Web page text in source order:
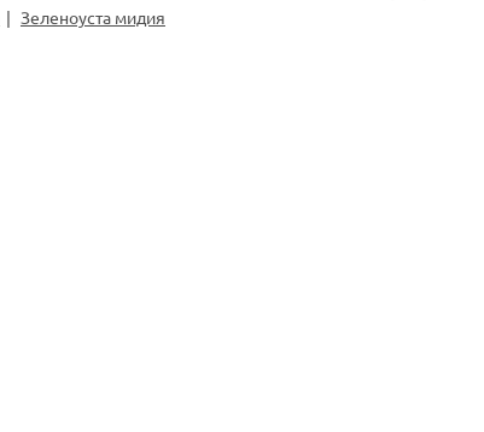
Зеленоуста мидия